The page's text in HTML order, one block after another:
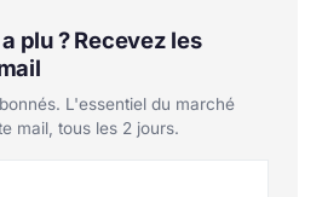
plu ? Recevez les
L'essentiel du marché
mail, tous les 2 jours.